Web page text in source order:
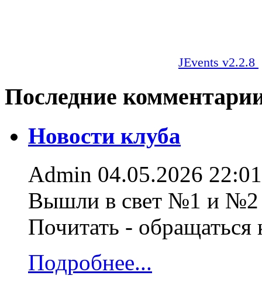
JEvents v2.2.8
Последние
Новости клуба
Admin 04.05.2026 22:01
Вышли в свет №1 и №2
Почитать -
Подробнее...